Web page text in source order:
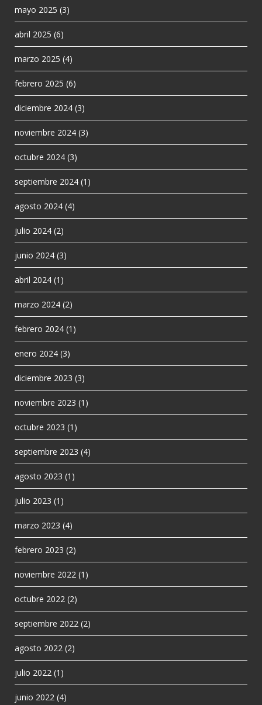
mayo 2025 (3)
abril 2025 (6)
marzo 2025 (4)
febrero 2025 (6)
diciembre 2024 (3)
noviembre 2024 (3)
octubre 2024 (3)
septiembre 2024 (1)
agosto 2024 (4)
julio 2024 (2)
junio 2024 (3)
abril 2024 (1)
marzo 2024 (2)
febrero 2024 (1)
enero 2024 (3)
diciembre 2023 (3)
noviembre 2023 (1)
octubre 2023 (1)
septiembre 2023 (4)
agosto 2023 (1)
julio 2023 (1)
marzo 2023 (4)
febrero 2023 (2)
noviembre 2022 (1)
octubre 2022 (2)
septiembre 2022 (2)
agosto 2022 (2)
julio 2022 (1)
junio 2022 (4)